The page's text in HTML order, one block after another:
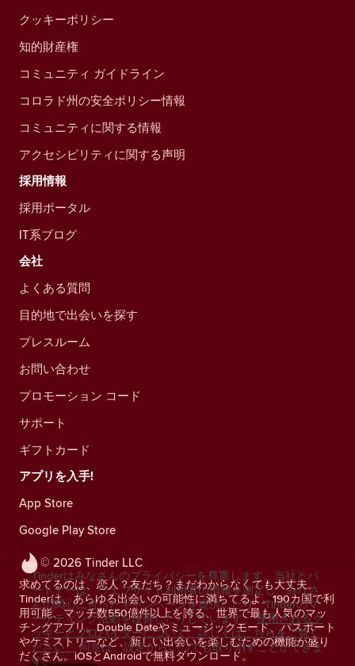
© 2026 Tinder LLC
求めてるのは、恋人？友だち？まだわからなくても大丈夫。
Tinderは、あらゆる出会いの可能性に満ちてるよ。190カ国で利
用可能、マッチ数550億件以上を誇る、世界で最も人気のマッ
チングアプリ。Double Dateやミュージックモード、パスポート
やケミストリーなど、新しい出会いを楽しむための機能が盛り
だくさん。iOSとAndroidで無料ダウンロード。
クッキーポリシー
知的財産権
コミュニティ ガイドライン
コロラド州の安全ポリシー情報
コミュニティに関する情報
アクセシビリティに関する声明
採用情報
採用ポータル
IT系ブログ
会社
よくある質問
目的地で出会いを探す
プレスルーム
お問い合わせ
プロモーション コード
サポート
ギフトカード
アプリを入手!
App Store
Google Play Store
Tinderはみなさんのプライバシーを尊重します。当社とパ
ートナーは、ウェブサイト利用者の情報を測定し、みなさ
んの関心に合ったキャンペーンを提供したり、Tinderのマ
ーケティング活動を改善したりしています。 使用されるク
ッキーとプロバイダーについて、詳しくはこちらをご覧く
ださい。 同意は、設定からいつでも取り消すことができま
す。